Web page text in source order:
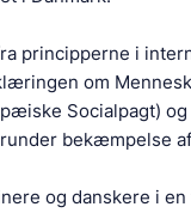
principperne i
om
Socialpagt) og
bekæmpelse
og danskere i